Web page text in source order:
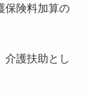
保険料加算の
介護扶助とし